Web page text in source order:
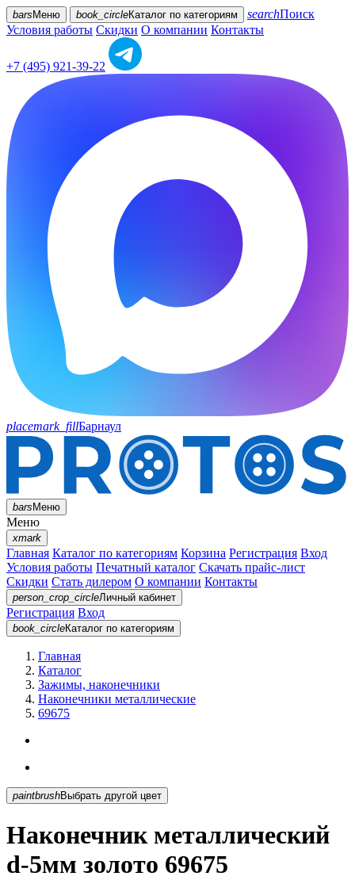
bars Меню book_circleКаталог по категориям searchПоиск
Условия работы Скидки О компании Контакты
+7 (495) 921-39-22
placemark_fillБарнаул
barsМеню
Меню
xmark
Главная Каталог по категориям Корзина Регистрация Вход
Условия работы Печатный каталог Скачать прайс-лист
Скидки Стать дилером О компании Контакты
person_crop_circleЛичный кабинет
Регистрация Вход
book_circleКаталог по категориям
Главная
Каталог
Зажимы, наконечники
Наконечники металлические
69675
paintbrush Выбрать другой цвет
Наконечник металлический
d-5мм золото 69675